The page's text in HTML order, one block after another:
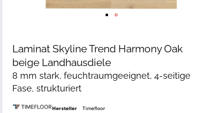
Laminat Skyline Trend Harmony Oak
beige Landhausdiele
8 mm stark, feuchtraumgeeignet, 4-seitige
Fase, strukturiert
Hersteller
Timefloor